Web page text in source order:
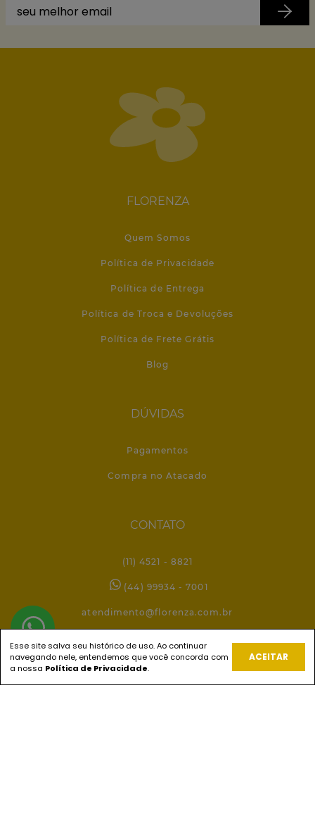
FLORENZA
Quem Somos
Política de Privacidade
Política de Entrega
Política de Troca e Devoluções
Política de Frete Grátis
Blog
DÚVIDAS
Pagamentos
Compra no Atacado
CONTATO
(11) 4521 - 8821
(44) 99934 - 7001
atendimento@florenza.com.br
REDES SOCIAIS
Esse site salva seu histórico de uso. Ao continuar
navegando nele, entendemos que você concorda com
a nossa Política de Privacidade.
ACEITAR